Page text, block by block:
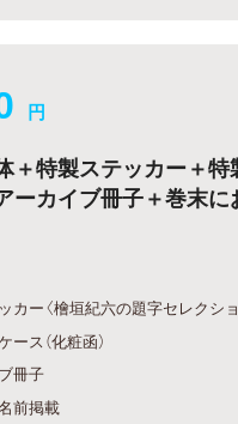
円
特製ステッカー＋特
ーカイブ冊子＋巻末に
カー〈檜垣紀六の題字セレクショ
ース（化粧函）
冊子
前掲載